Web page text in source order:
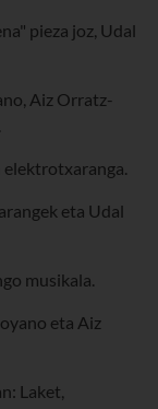
pieza joz, Udal
Aiz Orratz-
elektrotxaranga.
eta Udal
musikala.
eta Aiz
Laket,